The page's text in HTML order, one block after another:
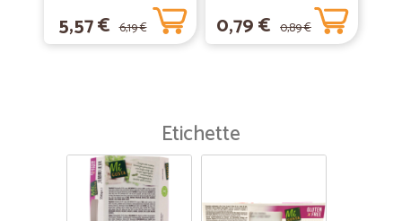
5,57 € 6,19 € 0,79 € 0,89 €
Etichette